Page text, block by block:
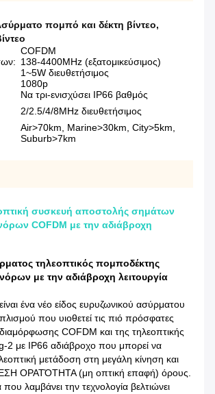
πομπό και δέκτη βίντεο,
COFDM
138-4400MHz (εξατομικεύσιμος)
1~5W διευθετήσιμος
1080p
Να τρι-ενισχύσει IP66 βαθμός
2/2.5/4/8MHz διευθετήσιμος
Air>70km, Marine>30km, City>5km,
Suburb>7km
συσκευή αποστολής σημάτων
COFDM με την αδιάβροχη
τηλεοπτικός πομποδέκτης
με την αδιάβροχη λειτουργία
ένα νέο είδος ευρυζωνικού ασύρματου
που υιοθετεί τις πιό πρόσφατες
διαμόρφωσης COFDM και της τηλεοπτικής
2 με IP66 αδιάβροχο που μπορεί να
μετάδοση στη μεγάλη κίνηση και
ΟΡΑΤΌΤΗΤΑ (μη οπτική επαφή) όρους.
λαμβάνει την τεχνολογία βελτιώνει